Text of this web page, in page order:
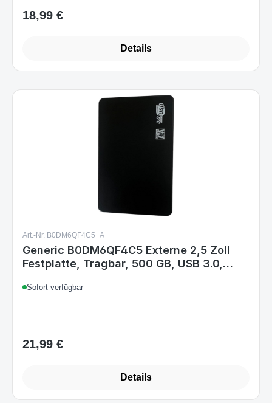
Regulärer Preis:
18,99 €
Details
Art.-Nr. B0DM6QF4C5_A
Generic B0DM6QF4C5 Externe 2,5 Zoll
Festplatte, Tragbar, 500 GB, USB 3.0,
Sofort verfügbar
Regulärer Preis:
21,99 €
Details